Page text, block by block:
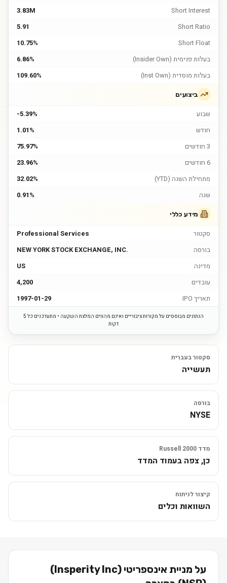
Short Interest
3.83M
Short Ratio
5.91
Short Float
10.75%
בעלות פנימית (Insider Own)
6.86%
בעלות מוסדית (Inst Own)
109.60%
ביצועים
שבוע
-5.39%
חודש
1.01%
3 חודשים
75.97%
6 חודשים
23.96%
מתחילת השנה (YTD)
32.02%
שנה
0.91%
מידע כללי
סקטור
Professional Services
בורסה
NEW YORK STOCK EXCHANGE, INC.
מדינה
US
עובדים
4,200
תאריך IPO
1997-01-29
הנתונים מבוססים על מקורות ציבוריים ואינם מהווים המלצת השקעה • מתעדכנים כל 5
דקות
סקטור בעברית
תעשייה
בורסה
NYSE
מדד Russell 2000
כן, צפה בעמוד המדד
קיצור לניתוח
השוואות וכלים
על מניית אינספריטי (Insperity Inc)